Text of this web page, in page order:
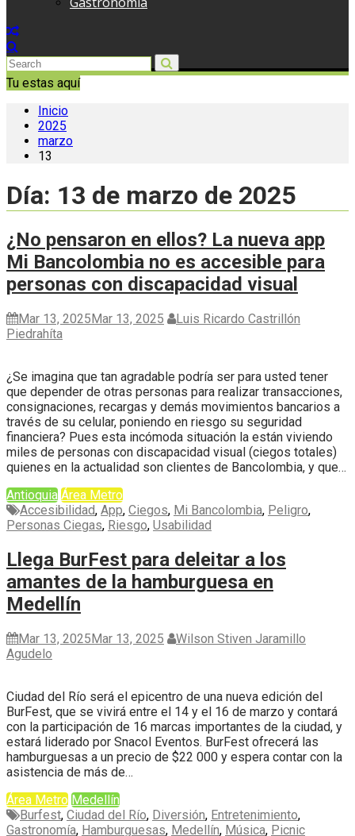
Tu estas aquí
Inicio
2025
marzo
13
Día: 13 de marzo de 2025
¿No pensaron en ellos? La nueva app
Mi Bancolombia no es accesible para
personas con discapacidad visual
Mar 13, 2025Mar 13, 2025
Luis Ricardo Castrillón
Piedrahíta
¿Se imagina que tan agradable podría ser para usted tener
que depender de otras personas para realizar transacciones,
consignaciones, recargas y demás movimientos bancarios a
través de su celular, poniendo en riesgo su seguridad
financiera? Pues esta incómoda situación la están viviendo
miles de personas con discapacidad visual (ciegos totales)
quienes en la actualidad son clientes de Bancolombia, y que…
Antioquia Área Metro
Accesibilidad, App, Ciegos, Mi Bancolombia, Peligro,
Personas Ciegas, Riesgo, Usabilidad
Llega BurFest para deleitar a los
amantes de la hamburguesa en
Medellín
Mar 13, 2025Mar 13, 2025
Wilson Stiven Jaramillo
Agudelo
Ciudad del Río será el epicentro de una nueva edición del
BurFest, que se vivirá entre el 14 y el 16 de marzo y contará
con la participación de 16 marcas importantes de la ciudad, y
estará liderado por Snacol Eventos. BurFest ofrecerá las
hamburguesas a un precio de $22 000 y espera contar con la
asistencia de más de…
Área Metro Medellín
Burfest, Ciudad del Río, Diversión, Entretenimiento,
Gastronomía, Hamburguesas, Medellín, Música, Picnic